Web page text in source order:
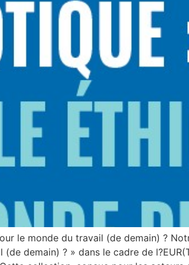
le monde du travail (de demain) ?
demain) ? » dans le cadre de